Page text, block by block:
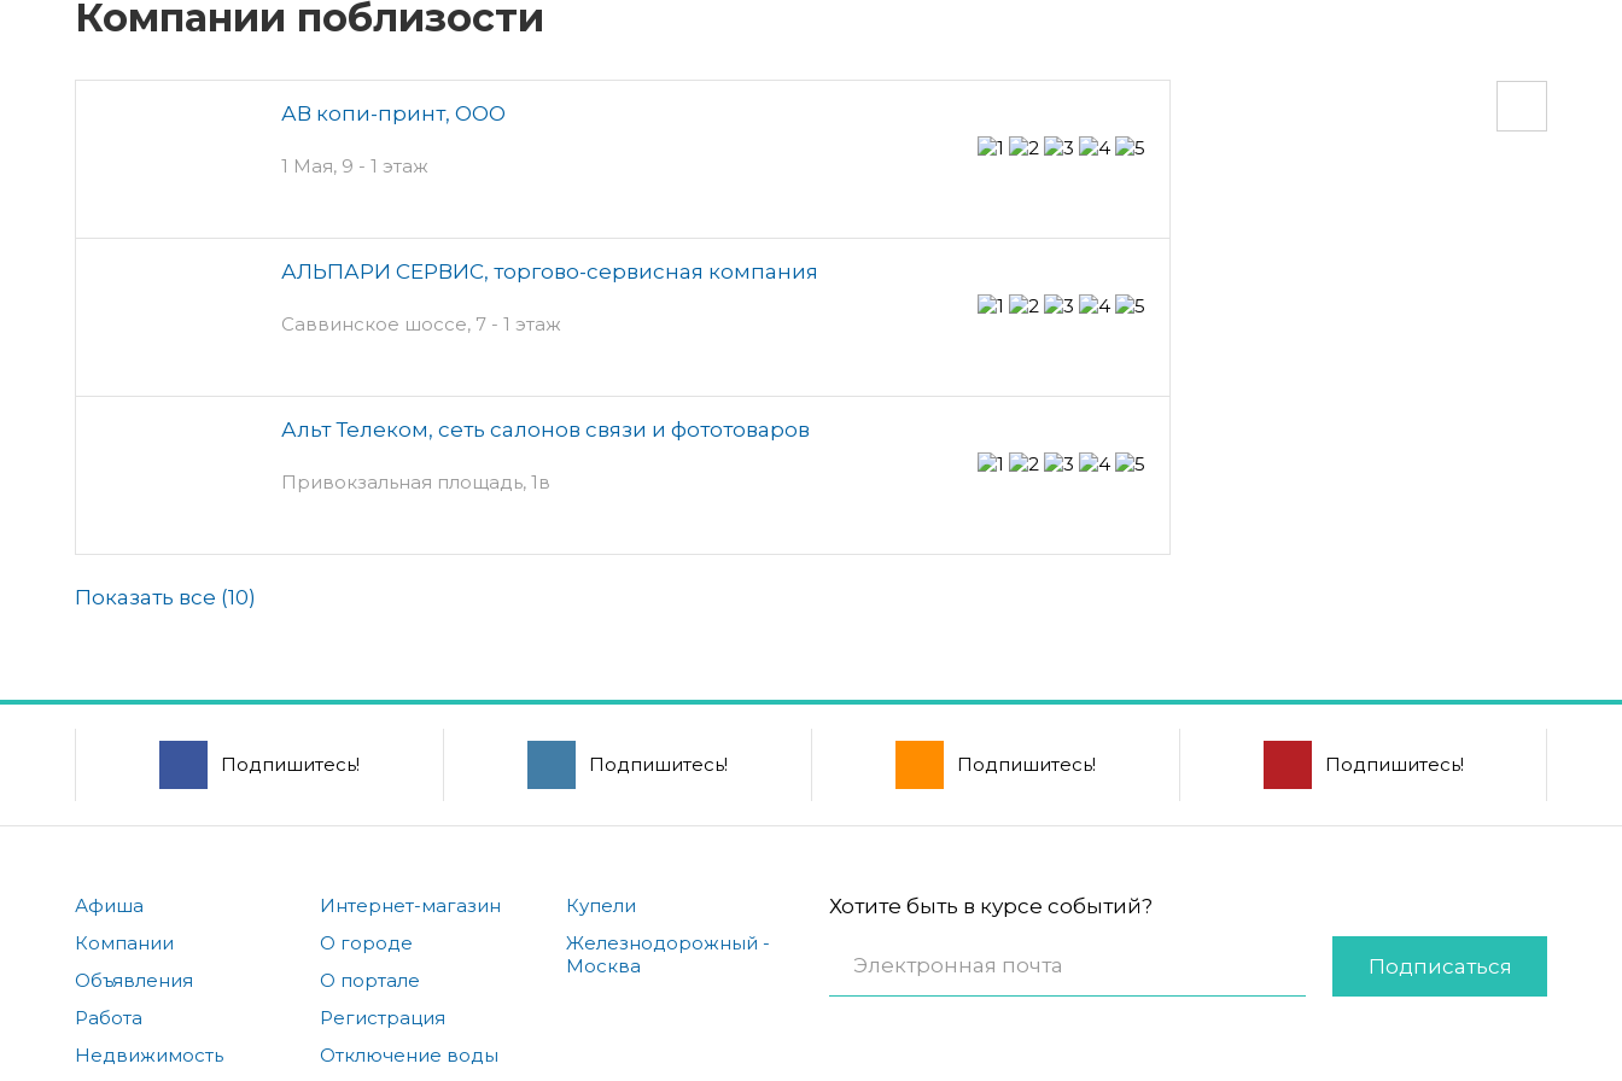
Компании поблизости
АВ копи-принт, ООО
1 Мая, 9 - 1 этаж
АЛЬПАРИ СЕРВИС, торгово-сервисная компания
Саввинское шоссе, 7 - 1 этаж
Альт Телеком, сеть салонов связи и фототоваров
Привокзальная площадь, 1в
Показать все (10)
Подпишитесь! Подпишитесь! Подпишитесь! Подпишитесь!
Афиша
Компании
Объявления
Работа
Недвижимость
Интернет-магазин
О городе
О портале
Регистрация
Отключение воды
Купели
Железнодорожный -
Москва
Хотите быть в курсе событий?
Подписаться